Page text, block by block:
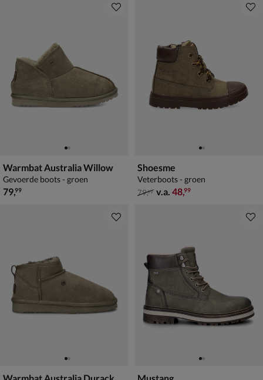
Warmbat Australia Willow
Gevoerde boots - groen
€ 79,99
79,99
Shoesme
Veterboots - groen
van € 79,99 vanaf € 48,99
79,99 v.a. 48,99